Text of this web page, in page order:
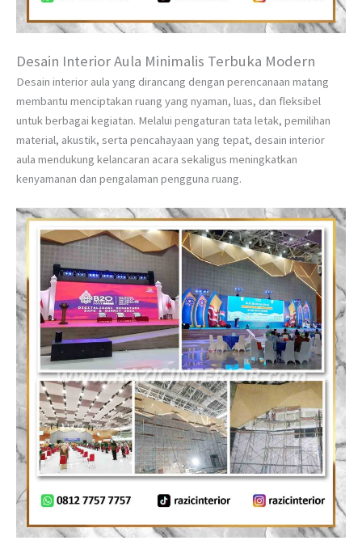
Desain Interior Aula Minimalis Terbuka Modern
Desain interior aula yang dirancang dengan perencanaan matang
membantu menciptakan ruang yang nyaman, luas, dan fleksibel
untuk berbagai kegiatan. Melalui pengaturan tata letak, pemilihan
material, akustik, serta pencahayaan yang tepat, desain interior
aula mendukung kelancaran acara sekaligus meningkatkan
kenyamanan dan pengalaman pengguna ruang.